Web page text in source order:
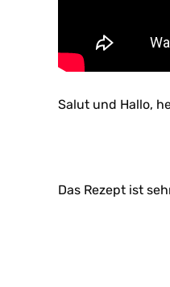
Salut und Hallo,
Das Rezept ist